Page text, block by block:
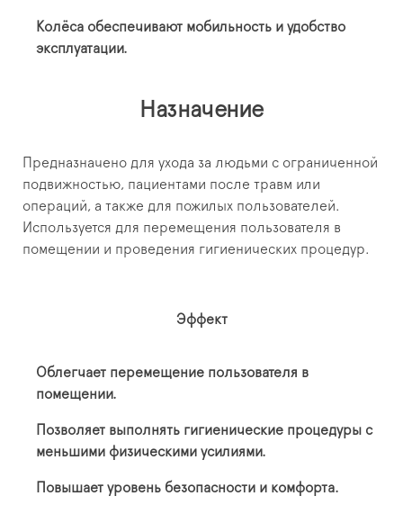
Колёса обеспечивают мобильность и удобство
эксплуатации.
Назначение
Предназначено для ухода за людьми с ограниченной
подвижностью, пациентами после травм или
операций, а также для пожилых пользователей.
Используется для перемещения пользователя в
помещении и проведения гигиенических процедур.
Эффект
Облегчает перемещение пользователя в
помещении.
Позволяет выполнять гигиенические процедуры с
меньшими физическими усилиями.
Повышает уровень безопасности и комфорта.